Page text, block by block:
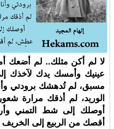
لا لم أكن مثلك.. لم أضعك
عينيك وأمسك يدك لآخذك
مسبق، لم تُدهشك برودتي
الوريد، لم أذقك مرارة
أوصلك إلى شط التمني
أقصك من الربيع إلى الخريف